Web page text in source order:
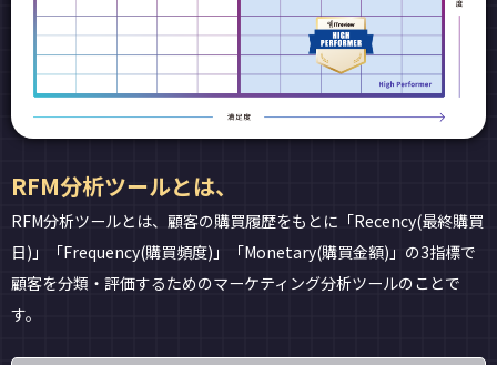
RFM分析ツールとは、
RFM分析ツールとは、顧客の購買履歴をもとに「Recency(最終購買
日)」「Frequency(購買頻度)」「Monetary(購買金額)」の3指標で
顧客を分類・評価するためのマーケティング分析ツールのことで
す。